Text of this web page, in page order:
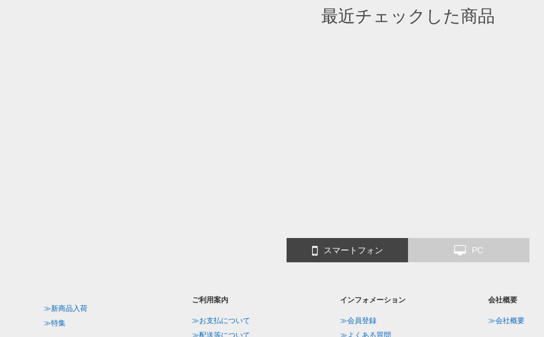
最近チェックした商品
スマートフォン PC
≫新商品入荷
≫特集
ご利用案内
≫お支払について
≫配送等について
インフォメーション
≫会員登録
≫よくある質問
会社概要
≫会社概要